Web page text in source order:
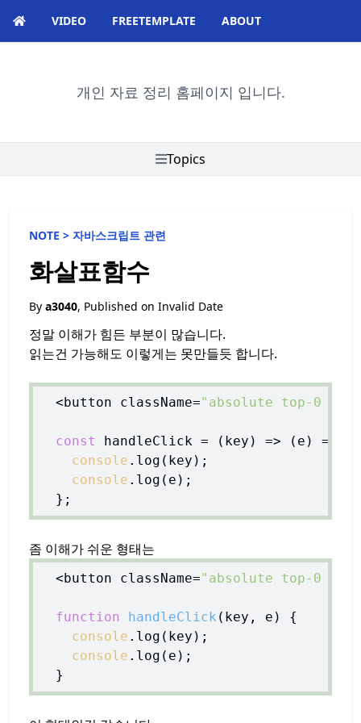
VIDEO FREETEMPLATE ABOUT
개인 자료 정리 홈페이지 입니다.
Topics
NOTE > 자바스크립트 관련
화살표함수
By a3040, Published on Invalid Date
정말 이해가 힘든 부분이 많습니다.
읽는건 가능해도 이렇게는 못만들듯 합니다.
<button className="absolute top-0
const handleClick = ( key ) => ( e ) =>
console .log(key);
console .log(e);
좀 이해가 쉬운 형태는
<button className="absolute top-0
function handleClick ( key, e ) {
console .log(key);
console .log(e);